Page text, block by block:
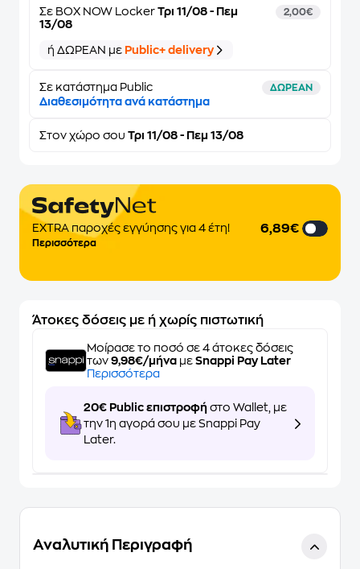
Σε BOX NOW Locker Τρι 11/08 - Πεμ
13/08
2,00€
ή ΔΩΡΕΑΝ με Public+ delivery
Σε κατάστημα Public ΔΩΡΕΑΝ
Διαθεσιμότητα ανά κατάστημα
Στον χώρο σου Τρι 11/08 - Πεμ 13/08
EXTRA παροχές εγγύησης για 4 έτη!
Περισσότερα
6,89€
Άτοκες δόσεις με ή χωρίς πιστωτική
Μοίρασε το ποσό σε 4 άτοκες δόσεις
των 9,98€/μήνα με Snappi Pay Later
Περισσότερα
20€ Public επιστροφή στο Wallet, με
την 1η αγορά σου με Snappi Pay
Later.
Αναλυτική Περιγραφή